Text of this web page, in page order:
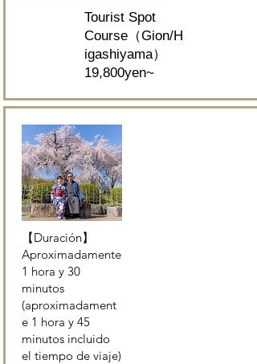
Tourist Spot
Course（Gion/H
igashiyama）
19,800yen~
【Duración】
Aproximadamente
1 hora y 30
minutos
(aproximadament
e 1 hora y 45
minutos incluido
el tiempo de viaje)